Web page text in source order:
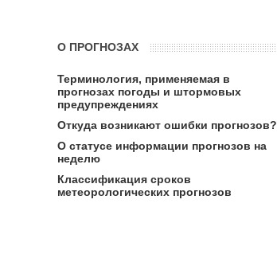
О ПРОГНОЗАХ
Терминология, применяемая в
прогнозах погоды и штормовых
предупреждениях
Откуда возникают ошибки прогнозов?
О статусе информации прогнозов на
неделю
Классификация сроков
метеорологических прогнозов